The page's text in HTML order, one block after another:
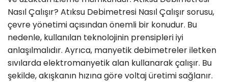
Nasıl Çalışır? Atıksu Debimetresi Nasıl Çalışır sorusu,
çevre yönetimi açısından önemli bir konudur. Bu
nedenle, kullanılan teknolojinin prensipleri iyi
anlaşılmalıdır. Ayrıca, manyetik debimetreler iletken
sıvılarda elektromanyetik alan kullanarak çalışır. Bu
şekilde, akışkanın hızına göre voltaj üretimi sağlanır.